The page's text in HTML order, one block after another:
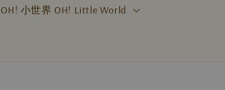
OH! 小世界 OH! Little World